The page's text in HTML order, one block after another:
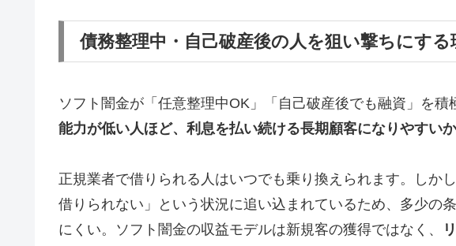
債務整理中・自己破産後の人を狙い撃ちにする
ソフト闇金が「任意整理中OK」「自己破産後でも融資」を積
能力が低い人ほど、利息を払い続ける長期顧客になりやすい
正規業者で借りられる人はいつでも乗り換えられます。しか
借りられない」という状況に追い込まれているため、多少の
にくい。ソフト闇金の収益モデルは新規客の獲得ではなく、